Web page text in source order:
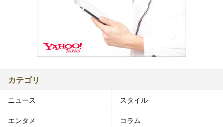
カテゴリ
ニュース スタイル
エンタメ コラム